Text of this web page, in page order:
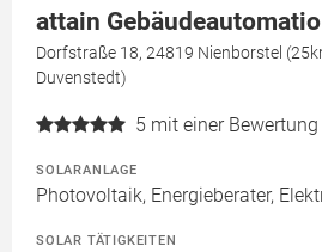
attain
Dorfstraße 18, 24819 Nienborstel
Duvenstedt)
5 mit einer Bewertung
SOLARANLAGE
Photovoltaik, Energieberater,
SOLAR TÄTIGKEITEN